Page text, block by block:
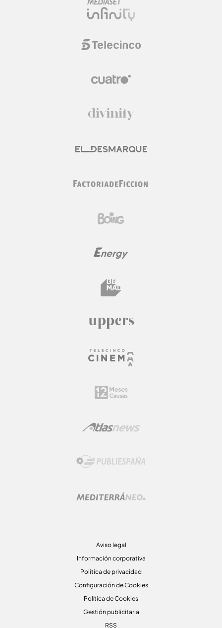
Aviso legal
Información corporativa
Politica de privacidad
Configuración de Cookies
Política de Cookies
Gestión publicitaria
RSS